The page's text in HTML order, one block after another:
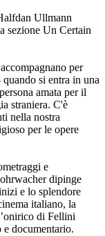
Ullmann
sezione Un Certain
per
si entra in una
amata per il
straniera. C'è
nella nostra
per le opere
e
dipinge
e lo splendore
italiano, la
di Fellini
documentario.